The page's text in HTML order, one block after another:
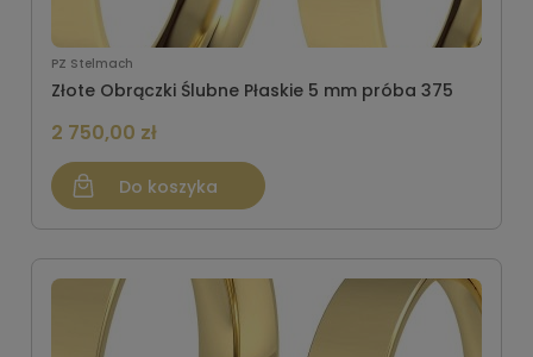
PZ Stelmach
Złote Obrączki Ślubne Płaskie 5 mm próba 375
2 750,00 zł
Do koszyka